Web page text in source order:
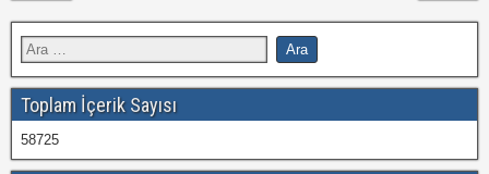
Toplam İçerik Sayısı
58725